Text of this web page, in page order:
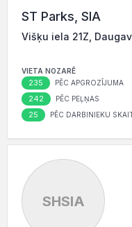
ST Parks, SIA
Višķu iela 21Z,
VIETA NOZARĒ
235 PĒC APGROZĪJUMA
242 PĒC PEĻŅAS
25 PĒC DARBINIEKU
SHSIA